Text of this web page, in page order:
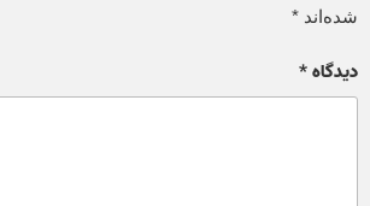
شده‌اند*
دیدگاه*